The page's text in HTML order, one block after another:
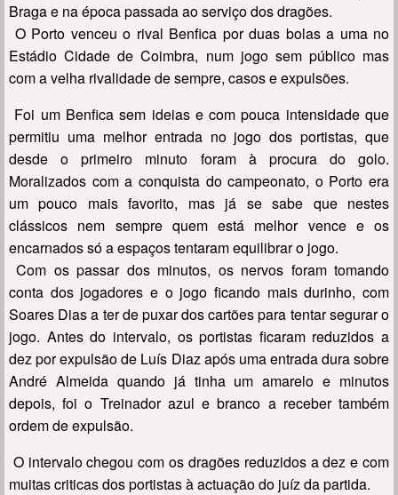
Braga e na época passada ao serviço dos dragões.
O Porto venceu o rival Benfica por duas bolas a uma no
Estádio Cidade de Coimbra, num jogo sem público mas
com a velha rivalidade de sempre, casos e expulsões.
Foi um Benfica sem ideias e com pouca intensidade que
permitiu uma melhor entrada no jogo dos portistas, que
desde o primeiro minuto foram à procura do golo.
Moralizados com a conquista do campeonato, o Porto era
um pouco mais favorito, mas já se sabe que nestes
clássicos nem sempre quem está melhor vence e os
encarnados só a espaços tentaram equilibrar o jogo.
Com os passar dos minutos, os nervos foram tomando
conta dos jogadores e o jogo ficando mais durinho, com
Soares Dias a ter de puxar dos cartões para tentar segurar o
jogo. Antes do intervalo, os portistas ficaram reduzidos a
dez por expulsão de Luís Diaz após uma entrada dura sobre
André Almeida quando já tinha um amarelo e minutos
depois, foi o Treinador azul e branco a receber também
ordem de expulsão.
O intervalo chegou com os dragões reduzidos a dez e com
muitas criticas dos portistas à actuação do juíz da partida.